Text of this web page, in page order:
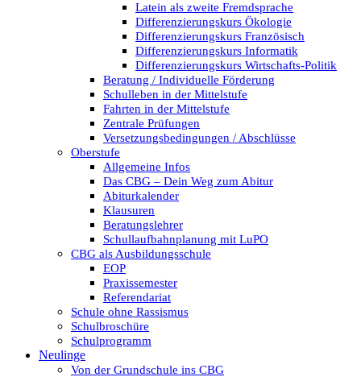
Latein als zweite Fremdsprache
Differenzierungskurs Ökologie
Differenzierungskurs Französisch
Differenzierungskurs Informatik
Differenzierungskurs Wirtschafts-Politik
Beratung / Individuelle Förderung
Schulleben in der Mittelstufe
Fahrten in der Mittelstufe
Zentrale Prüfungen
Versetzungsbedingungen / Abschlüsse
Oberstufe
Allgemeine Infos
Das CBG – Dein Weg zum Abitur
Abiturkalender
Klausuren
Beratungslehrer
Schullaufbahnplanung mit LuPO
CBG als Ausbildungsschule
EOP
Praxissemester
Referendariat
Schule ohne Rassismus
Schulbroschüre
Schulprogramm
Neulinge
Von der Grundschule ins CBG